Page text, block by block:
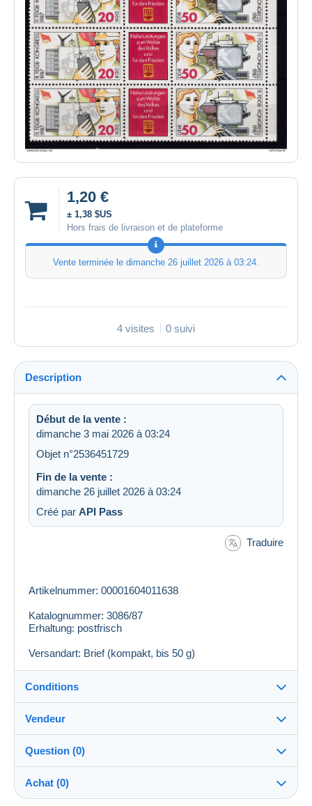
1,20 €
± 1,38 $US
Hors frais de livraison et de plateforme
Vente terminée le dimanche 26 juillet 2026 à 03:24
4 visites 0 suivi
Description
Début de la vente :
dimanche 3 mai 2026 à 03:24
Objet n°2536451729
Fin de la vente :
dimanche 26 juillet 2026 à 03:24
Créé par API Pass
Traduire
Artikelnummer: 00001604011638
Katalognummer: 3086/87
Erhaltung: postfrisch
Versandart: Brief (kompakt, bis 50 g)
Conditions
Destination :
Voir la liste des pays
Remise en main propre :
Oui
Vendeur
rolfschwerdt100%(3639x)
PRO
Boutique
Question (0)
Achat (0)